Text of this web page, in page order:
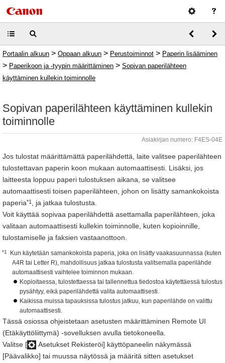
Portaalin alkuun > Oppaan alkuun > Perustoiminnot > Paperin lisääminen
> Paperikoon ja -tyypin määrittäminen > Sopivan paperilähteen
käyttäminen kullekin toiminnolle
Sopivan paperilähteen käyttäminen kullekin
toiminnolle
Asiakirjan numero: F4ES-04E
Jos tulostat määrittämättä paperilähdettä, laite valitsee paperilähteen
tulostettavan paperin koon mukaan automaattisesti. Lisäksi, jos
laitteesta loppuu paperi tulostuksen aikana, se valitsee
automaattisesti toisen paperilähteen, johon on lisätty samankokoista
paperia*1
, ja jatkaa tulostusta.
Voit käyttää sopivaa paperilähdettä asettamalla paperilähteen, joka
valitaan automaattisesti kullekin toiminnolle, kuten kopioinnille,
tulostamiselle ja faksien vastaanottoon.
*1
Kun käytetään samankokoista paperia, joka on lisätty vaakasuunnassa (kuten
A4R tai Letter R), mahdollisuus jatkaa tulostusta valitsemalla paperilähde
automaattisesti vaihtelee toiminnon mukaan.
Kopioitaessa, tulostettaessa tai tallennettua tiedostoa käytettäessä tulostus
pysähtyy, eikä paperilähdettä valita automaattisesti.
Kaikissa muissa tapauksissa tulostus jatkuu, kun paperilähde on valittu
automaattisesti.
Tässä osiossa ohjeistetaan asetusten määrittäminen Remote UI
(Etäkäyttöliittymä) -sovelluksen avulla tietokoneella.
Valitse [
Asetukset Rekisteröi] käyttöpaneelin näkymässä
[Päävalikko] tai muussa näytössä ja määritä sitten asetukset